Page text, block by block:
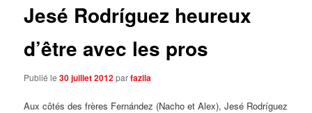
Jesé Rodríguez heureux
d’être avec les pros
Publié le30 juillet 2012parfazila
Aux côtés des frères Fernández (Nacho et Alex), Jesé Rodríguez